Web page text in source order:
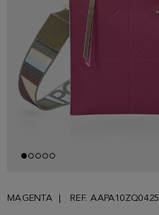
MAGENTA REF.